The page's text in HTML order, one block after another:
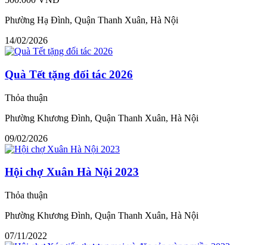
Phường Hạ Đình, Quận Thanh Xuân, Hà Nội
14/02/2026
Quà Tết tặng đối tác 2026
Thỏa thuận
Phường Khương Đình, Quận Thanh Xuân, Hà Nội
09/02/2026
Hội chợ Xuân Hà Nội 2023
Thỏa thuận
Phường Khương Đình, Quận Thanh Xuân, Hà Nội
07/11/2022